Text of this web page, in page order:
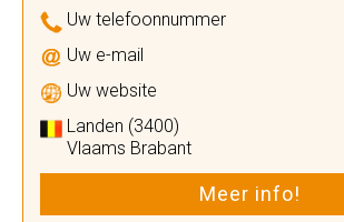
Uw telefoonnummer
Uw e-mail
Uw website
Landen (3400)
Vlaams Brabant
Meer info!